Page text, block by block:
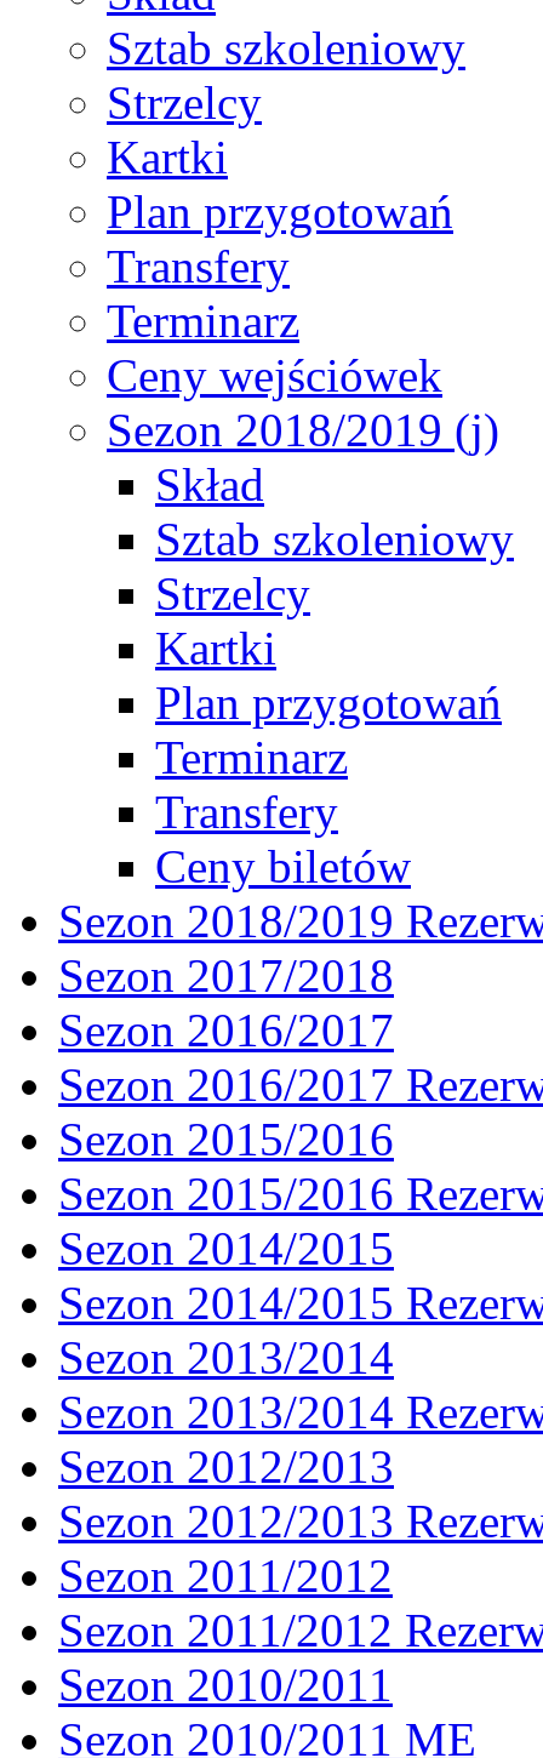
Sztab szkoleniowy
Strzelcy
Kartki
Plan przygotowań
Transfery
Terminarz
Ceny wejściówek
Sezon 2018/2019 (j)
Skład
Sztab szkoleniowy
Strzelcy
Kartki
Plan przygotowań
Terminarz
Transfery
Ceny biletów
Sezon 2018/2019
Sezon 2017/2018
Sezon 2016/2017
Sezon 2016/2017
Sezon 2015/2016
Sezon 2015/2016
Sezon 2014/2015
Sezon 2014/2015
Sezon 2013/2014
Sezon 2013/2014
Sezon 2012/2013
Sezon 2012/2013
Sezon 2011/2012
Sezon 2011/2012
Sezon 2010/2011
Sezon 2010/2011 ME